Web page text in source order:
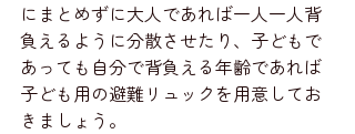
にまとめずに大人であれば一人一人背
負えるように分散させたり、子どもで
あっても自分で背負える年齢であれば
子ども用の避難リュックを用意してお
きましょう。